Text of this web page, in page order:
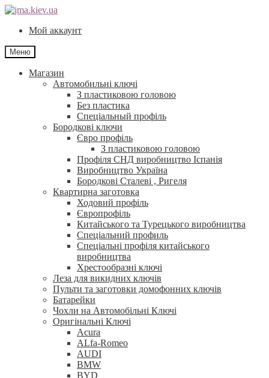
Перейти
навігації
Перейти
контентуМой аккаунт
Меню
Магазин
Автомобильні ключі
З пластиковою головою
Без пластика
Спеціальный профіль
Бородкові ключи
Євро профіль
З пластиковою головою
Профіля СНД виробництво Іспанія
Виробництво Україна
Бородкові Сталеві , Ригеля
Квартирна заготовка
Ходовий профіль
Європрофіль
Китайського та Турецького виробництва
Спеціальний профиль
Спеціальні профіля китайського
виробництва
Хрестообразні ключі
Леза для викидних ключів
Пульти та заготовки домофонних ключів
Батарейки
Чохли на Автомобільні Ключі
Оригінальні Ключі
Acura
ALfa-Romeo
AUDI
BMW
BYD